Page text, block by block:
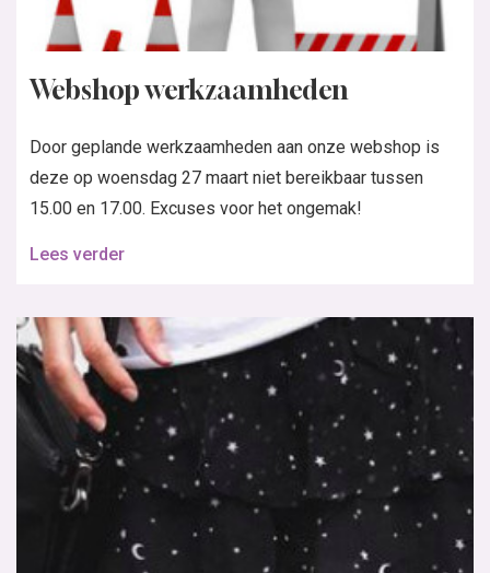
Webshop werkzaamheden
Door geplande werkzaamheden aan onze webshop is
deze op woensdag 27 maart niet bereikbaar tussen
15.00 en 17.00. Excuses voor het ongemak!
Lees verder